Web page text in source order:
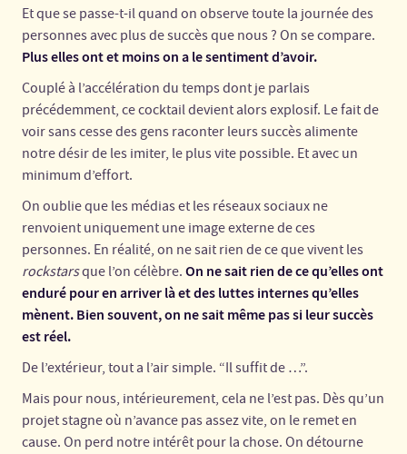
Et que se passe-t-il quand on observe toute la journée des
personnes avec plus de succès que nous ? On se compare.
Plus elles ont et moins on a le sentiment d’avoir.
Couplé à l’accélération du temps dont je parlais
précédemment, ce cocktail devient alors explosif. Le fait de
voir sans cesse des gens raconter leurs succès alimente
notre désir de les imiter, le plus vite possible. Et avec un
minimum d’effort.
On oublie que les médias et les réseaux sociaux ne
renvoient uniquement une image externe de ces
personnes. En réalité, on ne sait rien de ce que vivent les
rockstarsque l’on célèbre. On ne sait rien de ce qu’elles ont
enduré pour en arriver là et des luttes internes qu’elles
mènent. Bien souvent, on ne sait même pas si leur succès
est réel.
De l’extérieur, tout a l’air simple. “Il suffit de …”.
Mais pour nous, intérieurement, cela ne l’est pas. Dès qu’un
projet stagne où n’avance pas assez vite, on le remet en
cause. On perd notre intérêt pour la chose. On détourne